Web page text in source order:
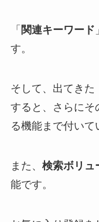
「 関連キーワード
す。
そして、出てきた
すると、さらにそ
る機能まで付いて
また、 検索ボリュ
能です。